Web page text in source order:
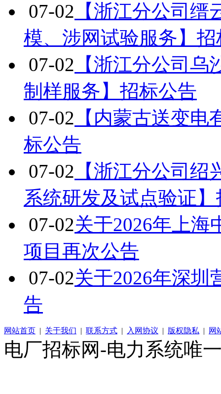
07-02 【浙江分公司
模、涉网试验服务】
07-02 【浙江分公司乌
制样服务】招标公告
07-02 【内蒙古送变
标公告
07-02 【浙江分公司
系统研发及试点验证
07-02关于2026年上海
项目再次公告
07-02关于2026年深圳
告
网站首页 | 关于我们 | 联系方式 | 入网协议 | 版权隐私 | 网
电厂招标网-电力系统唯